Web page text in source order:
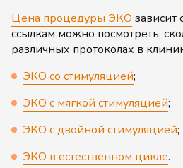
Цена процедуры ЭКО зависит
ссылкам можно посмотреть,
различных протоколах в
ЭКО со стимуляцией;
ЭКО с мягкой стимуляцией;
ЭКО с двойной стимуляцией;
ЭКО в естественном цикле.